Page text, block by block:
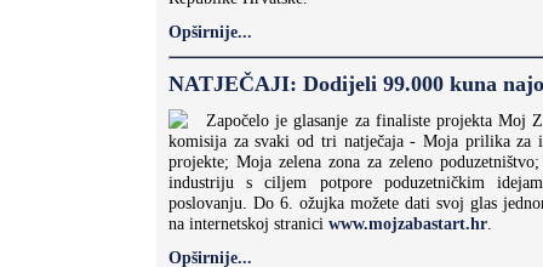
Opširnije...
NATJEČAJI: Dodijeli 99.000 kuna
Započelo je glasanje za finaliste projekta Moj
komisija za svaki od tri natječaja - Moja prilika za
projekte; Moja zelena zona za zeleno
industriju s ciljem potpore poduzetničkim
poslovanju. Do 6. ožujka možete dati svoj glas
na internetskoj stranici www.mojzabastart.hr
Opširnije...